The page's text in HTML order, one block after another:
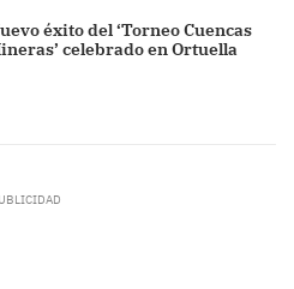
éxito del ‘Torneo Cuencas
celebrado en Ortuella